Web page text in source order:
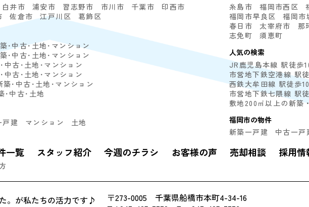
白井市 浦安市 習志野市 市川市 千葉市
印西市
佐倉市 江戸川区
葛飾区
･中古･土地･マンション
･中古･土地･マンション
中古･土地･マンション
中古･土地･マンション
築･中古･土地･マンション
･中古･土地
戸建 マンション 土地
糸島市
福岡市西区
福岡市早良区
福岡市
春日市
太宰府市 那
志免町
須恵町
人気の検索
JR鹿児島本線 駅徒歩
市営地下鉄空港線 駅
西鉄大牟田線 駅徒歩
市営地下鉄七隈線 駅
敷地200㎡以上の新築
福岡市の物件
新築一戸建
中古一戸
一覧 スタッフ紹介 今週のチラシ お客様の声 売却相談 採用情
。 が私たちの活力です♪
〒273-0005 千葉県船橋市本町4-34-16